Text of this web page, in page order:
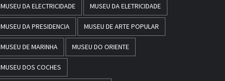
MUSEU DA ELECTRICIDADE MUSEU DA ELETRICIDADE
MUSEU DA PRESIDENCIA MUSEU DE ARTE POPULAR
MUSEU DE MARINHA MUSEU DO ORIENTE
MUSEU DOS COCHES